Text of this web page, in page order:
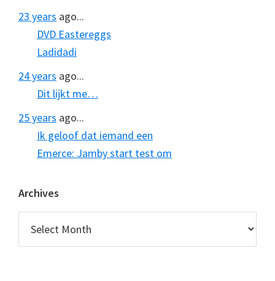
23 years ago...
DVD Eastereggs
Ladidadi
24 years ago...
Dit lijkt me…
25 years ago...
Ik geloof dat iemand een
Emerce: Jamby start test om
Archives